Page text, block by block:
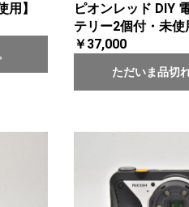
】
ピオンレッド DIY
テリー2個付・未使
￥37,000
ただいま品切